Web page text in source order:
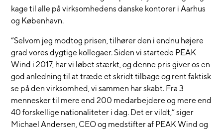
kage til alle på virksomhedens danske kontorer i Aarhus
og København.
”Selvom jeg modtog prisen, tilhører den i endnu højere
grad vores dygtige kollegaer. Siden vi startede PEAK
Wind i 2017, har vi løbet stærkt, og denne pris giver os en
god anledning til at træde et skridt tilbage og rent faktisk
se på den virksomhed, vi sammen har skabt. Fra 3
mennesker til mere end 200 medarbejdere og mere end
40 forskellige nationaliteter i dag. Det er vildt,” siger
Michael Andersen, CEO og medstifter af PEAK Wind og